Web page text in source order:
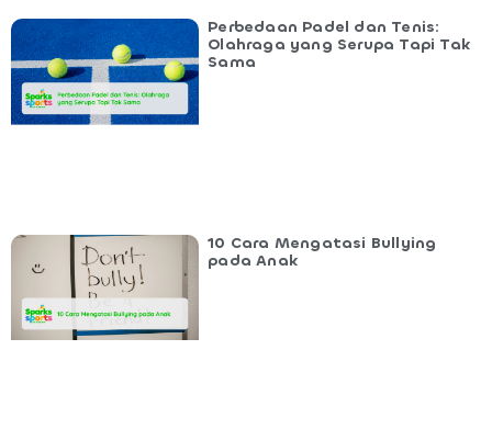
Perbedaan Padel dan Tenis:
Olahraga yang Serupa Tapi Tak
Sama
10 Cara Mengatasi Bullying
pada Anak